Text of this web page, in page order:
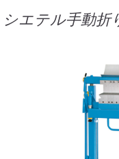
シエテル手動折